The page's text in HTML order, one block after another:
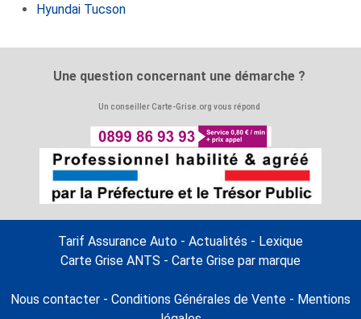
Hyundai Tucson
Une question concernant une démarche ?
Un conseiller Carte-Grise.org vous répond
Tarif Assurance Auto - Actualités - Lexique
Carte Grise ANTS - Carte Grise par marque
Nous contacter - Conditions Générales de Vente - Mentions